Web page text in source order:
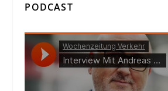
PODCAST